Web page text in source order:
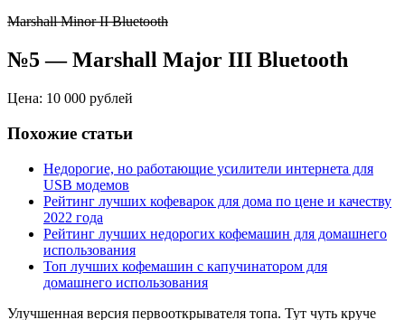
Marshall Minor II Bluetooth
№5 —Marshall Major III Bluetooth
Цена: 10 000 рублей
Похожие статьи
Недорогие, но работающие усилители интернета для
USB модемов
Рейтинг лучших кофеварок для дома по цене и качеству
2022 года
Рейтинг лучших недорогих кофемашин для домашнего
использования
Топ лучших кофемашин с капучинатором для
домашнего использования
Улучшенная версия первооткрывателя топа. Тут чуть круче